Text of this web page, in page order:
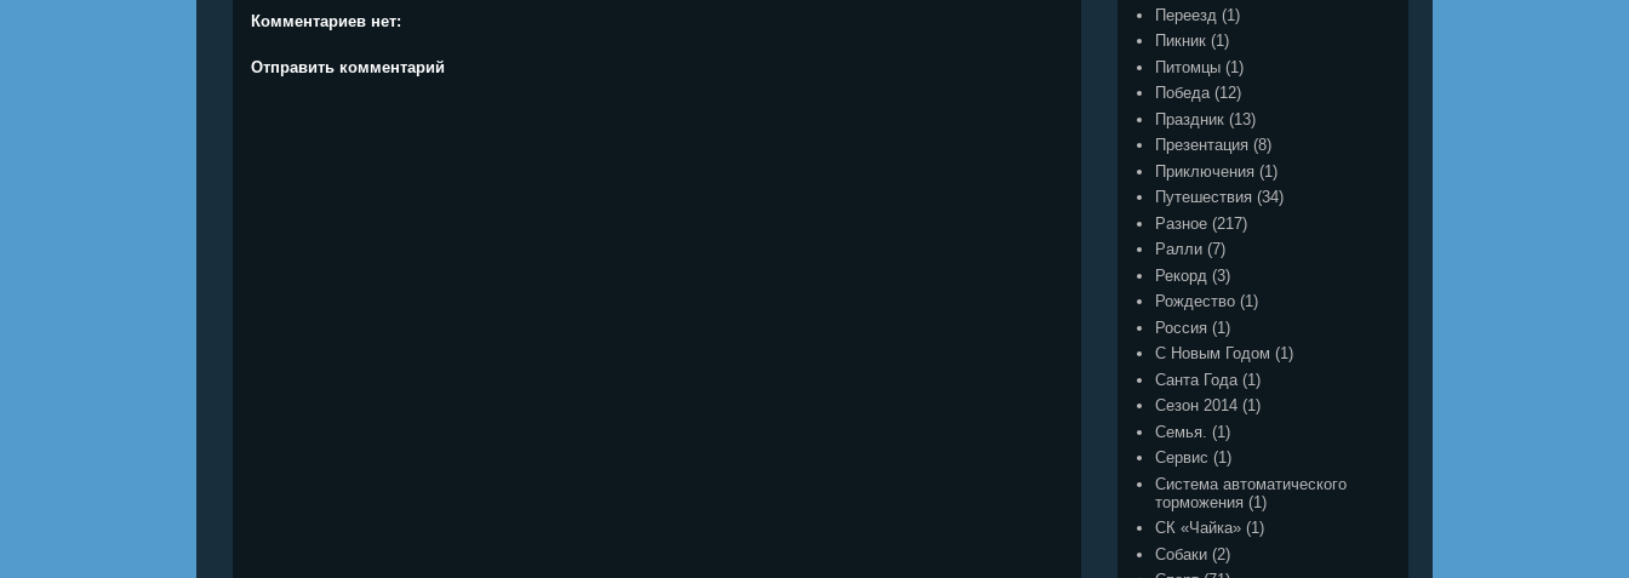
Комментариев нет:
Отправить комментарий
Переезд (1)
Пикник (1)
Питомцы (1)
Победа (12)
Праздник (13)
Презентация (8)
Приключения (1)
Путешествия (34)
Разное (217)
Ралли (7)
Рекорд (3)
Рождество (1)
Россия (1)
С Новым Годом (1)
Санта Года (1)
Сезон 2014 (1)
Семья. (1)
Сервис (1)
Система автоматического
торможения (1)
СК «Чайка» (1)
Собаки (2)